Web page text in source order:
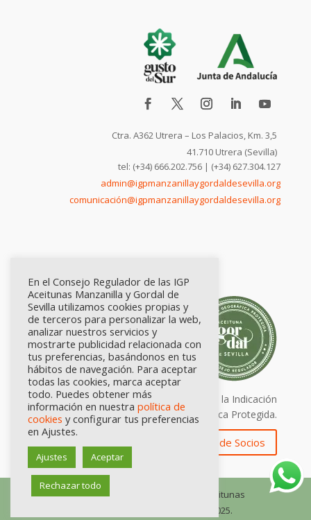
Ctra. A362 Utrera – Los Palacios, Km. 3,5
41.710 Utrera (Sevilla)
tel: (+34) 666.202.756 | (+34) 627.304.127
admin@igpmanzanillaygordaldesevilla.org
comunicación@igpmanzanillaygordaldesevilla.org
Calidad certificada por Origen. Sellos de la Indicación
Geográfica Protegida.
Zona de Socios
© Consejo Regulador de las IGP Aceitunas
Manzanilla y Gordal de Sevilla, 2025.
En el Consejo Regulador de las IGP
Aceitunas Manzanilla y Gordal de
Sevilla utilizamos cookies propias y
de terceros para personalizar la web,
analizar nuestros servicios y
mostrarte publicidad relacionada con
tus preferencias, basándonos en tus
hábitos de navegación. Para aceptar
todas las cookies, marca aceptar
todo. Puedes obtener más
información en nuestra política de
cookies y configurar tus preferencias
en Ajustes.
Ajustes Aceptar
Rechazar todo